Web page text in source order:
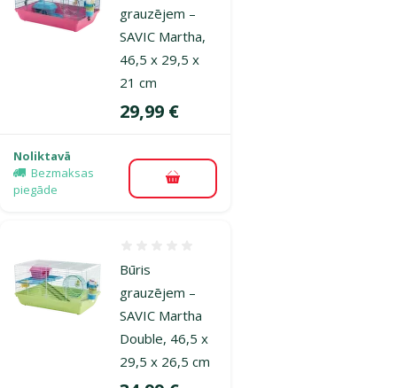
grauzējem –
SAVIC Martha,
46,5 x 29,5 x
21 cm
Cena
29,99 €
Noliktavā
Bezmaksas
piegāde
Pievienot grozam
Būris
grauzējem –
SAVIC Martha
Double, 46,5 x
29,5 x 26,5 cm